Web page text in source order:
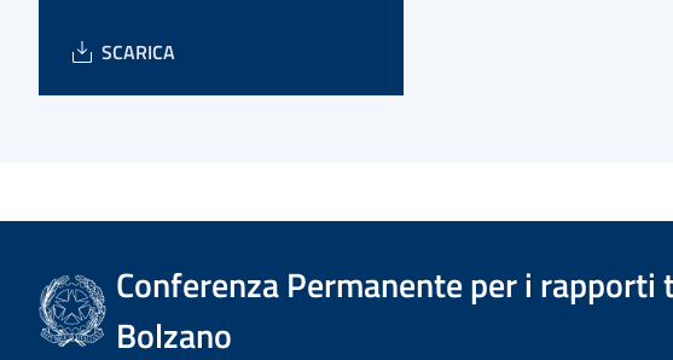
SCARICA
Conferenza Permanente per i
Bolzano